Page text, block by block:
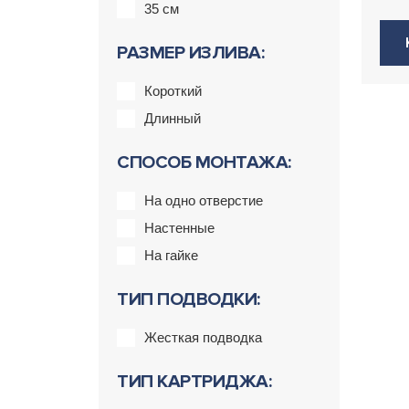
35 см
РАЗМЕР ИЗЛИВА:
Короткий
Длинный
СПОСОБ МОНТАЖА:
На одно отверстие
Настенные
На гайке
ТИП ПОДВОДКИ:
Жесткая подводка
ТИП КАРТРИДЖА: